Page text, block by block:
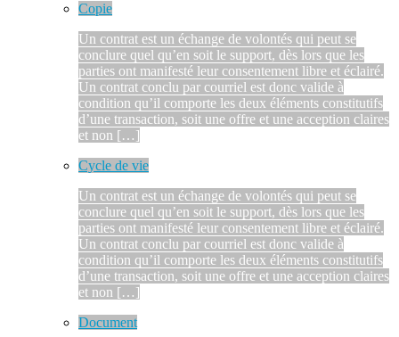
Copie
Un contrat est un échange de volontés qui peut se
conclure quel qu’en soit le support, dès lors que les
parties ont manifesté leur consentement libre et éclairé.
Un contrat conclu par courriel est donc valide à
condition qu’il comporte les deux éléments constitutifs
d’une transaction, soit une offre et une acception claires
et non […]
Cycle de vie
Un contrat est un échange de volontés qui peut se
conclure quel qu’en soit le support, dès lors que les
parties ont manifesté leur consentement libre et éclairé.
Un contrat conclu par courriel est donc valide à
condition qu’il comporte les deux éléments constitutifs
d’une transaction, soit une offre et une acception claires
et non […]
Document